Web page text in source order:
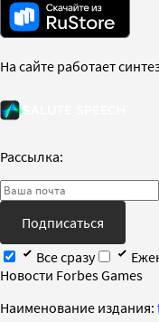
На сайте работает
Рассылка:
Подписаться
Все сразу
Новости Forbes Games
Наименование издания: